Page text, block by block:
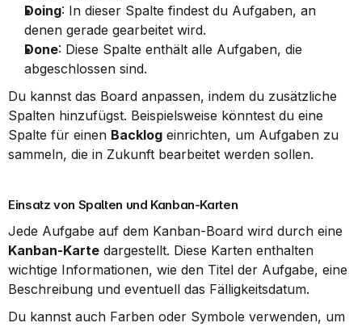
Doing: In dieser Spalte findest du Aufgaben, an
denen gerade gearbeitet wird.
Done: Diese Spalte enthält alle Aufgaben, die
abgeschlossen sind.
Du kannst das Board anpassen, indem du zusätzliche
Spalten hinzufügst. Beispielsweise könntest du eine
Spalte für einen Backlog einrichten, um Aufgaben zu
sammeln, die in Zukunft bearbeitet werden sollen.
Einsatz von Spalten und Kanban-Karten
Kanban-Karte dargestellt. Diese Karten enthalten
wichtige Informationen, wie den Titel der Aufgabe, eine
Beschreibung und eventuell das Fälligkeitsdatum.
Du kannst auch Farben oder Symbole verwenden, um